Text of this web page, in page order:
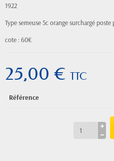
1922
Type semeuse 5c orange surchargé poste
cote : 60€
25,00 € TTC
Référence